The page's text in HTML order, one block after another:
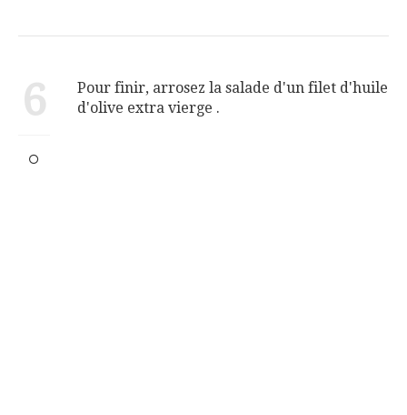
6
Pour finir, arrosez la salade d'un filet d'huile
d'olive extra vierge .